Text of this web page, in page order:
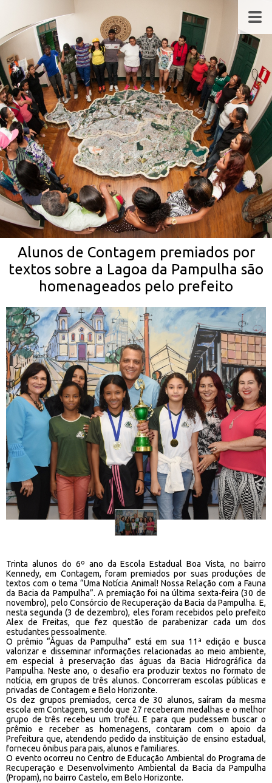
Alunos de Contagem premiados por
textos sobre a Lagoa da Pampulha são
homenageados pelo prefeito
Trinta alunos do 6º ano da Escola Estadual Boa Vista, no bairro
Kennedy, em Contagem, foram premiados por suas produções de
textos com o tema “Uma Notícia Animal! Nossa Relação com a Fauna
da Bacia da Pampulha”. A premiação foi na última sexta-feira (30 de
novembro), pelo Consórcio de Recuperação da Bacia da Pampulha. E,
nesta segunda (3 de dezembro), eles foram recebidos pelo prefeito
Alex de Freitas, que fez questão de parabenizar cada um dos
estudantes pessoalmente.
O prêmio “Águas da Pampulha” está em sua 11ª edição e busca
valorizar e disseminar informações relacionadas ao meio ambiente,
em especial à preservação das águas da Bacia Hidrográfica da
Pampulha. Neste ano, o desafio era produzir textos no formato de
notícia, em grupos de três alunos. Concorreram escolas públicas e
privadas de Contagem e Belo Horizonte.
Os dez grupos premiados, cerca de 30 alunos, saíram da mesma
escola em Contagem, sendo que 27 receberam medalhas e o melhor
grupo de três recebeu um troféu. E para que pudessem buscar o
prêmio e receber as homenagens, contaram com o apoio da
Prefeitura que, atendendo pedido da instituição de ensino estadual,
forneceu ônibus para pais, alunos e familiares.
O evento ocorreu no Centro de Educação Ambiental do Programa de
Recuperação e Desenvolvimento Ambiental da Bacia da Pampulha
(Propam), no bairro Castelo, em Belo Horizonte.